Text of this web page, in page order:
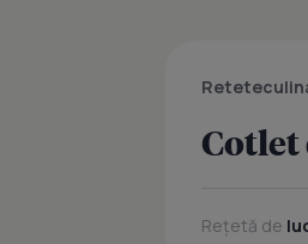
Cotlet
Rețetă de